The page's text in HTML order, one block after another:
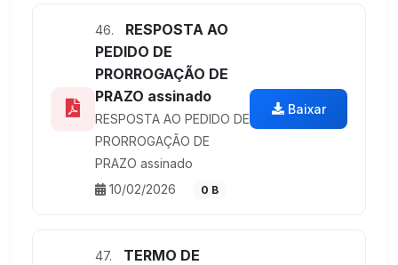
46.
RESPOSTA AO
PEDIDO DE
PRORROGAÇÃO DE
PRAZO assinado
RESPOSTA AO PEDIDO DE
PRORROGAÇÃO DE
PRAZO assinado
10/02/2026
0 B
Baixar
47.
TERMO DE